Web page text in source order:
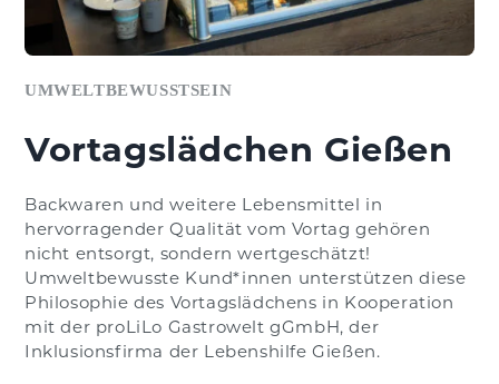
UMWELTBEWUSSTSEIN
Vortagslädchen Gießen
Backwaren und weitere Lebensmittel in
hervorragender Qualität vom Vortag gehören
nicht entsorgt, sondern wertgeschätzt!
Umweltbewusste Kund*innen unterstützen diese
Philosophie des Vortagslädchens in Kooperation
mit der proLiLo Gastrowelt gGmbH, der
Inklusionsfirma der Lebenshilfe Gießen.